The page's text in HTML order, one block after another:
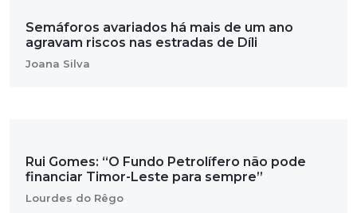
Semáforos avariados há mais de um ano
agravam riscos nas estradas de Díli
Joana Silva
Rui Gomes: “O Fundo Petrolífero não pode
financiar Timor-Leste para sempre”
Lourdes do Rêgo